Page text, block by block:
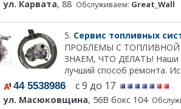
ул. Карвата, 88 Обслуживаем: Great_Wall
5. Сервис топливных
ПРОБЛЕМЫ С
ЗНАЕМ, ЧТО ДЕЛАТЬ! Наши
лучший способ ремонта.
44 5538986 с 9 до 17
ул. Масюковщина, 56В бокс 104